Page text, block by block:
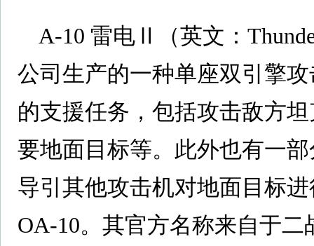
A-10 雷电Ⅱ（英文：
公司生产的一种单座双引擎
的支援任务，包括攻击敌方
要地面目标等。此外也有一
导引其他攻击机对地面目标
OA-10。其官方名称来自于